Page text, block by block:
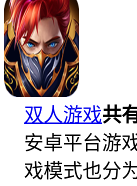
双人游戏共
安卓平台游
戏模式也分